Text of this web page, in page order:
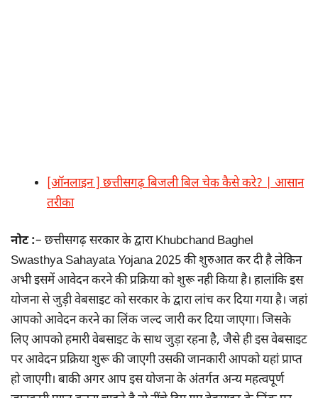
[ऑनलाइन ] छत्तीसगढ़ बिजली बिल चेक कैसे करे? | आसान
तरीका
नोट :– छत्तीसगढ़ सरकार के द्वारा Khubchand Baghel
Swasthya Sahayata Yojana 2025 की शुरुआत कर दी है लेकिन
अभी इसमें आवेदन करने की प्रक्रिया को शुरू नही किया है। हालांकि इस
योजना से जुड़ी वेबसाइट को सरकार के द्वारा लांच कर दिया गया है। जहां
आपको आवेदन करने का लिंक जल्द जारी कर दिया जाएगा। जिसके
लिए आपको हमारी वेबसाइट के साथ जुड़ा रहना है, जैसे ही इस वेबसाइट
पर आवेदन प्रक्रिया शुरू की जाएगी उसकी जानकारी आपको यहां प्राप्त
हो जाएगी। बाकी अगर आप इस योजना के अंतर्गत अन्य महत्वपूर्ण